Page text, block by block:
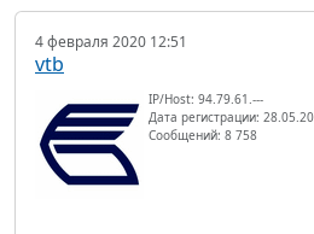
4 февраля 2020 12:51
vtb
IP/Host: 94.79.61.---
Дата регистрации:
Сообщений: 8 758